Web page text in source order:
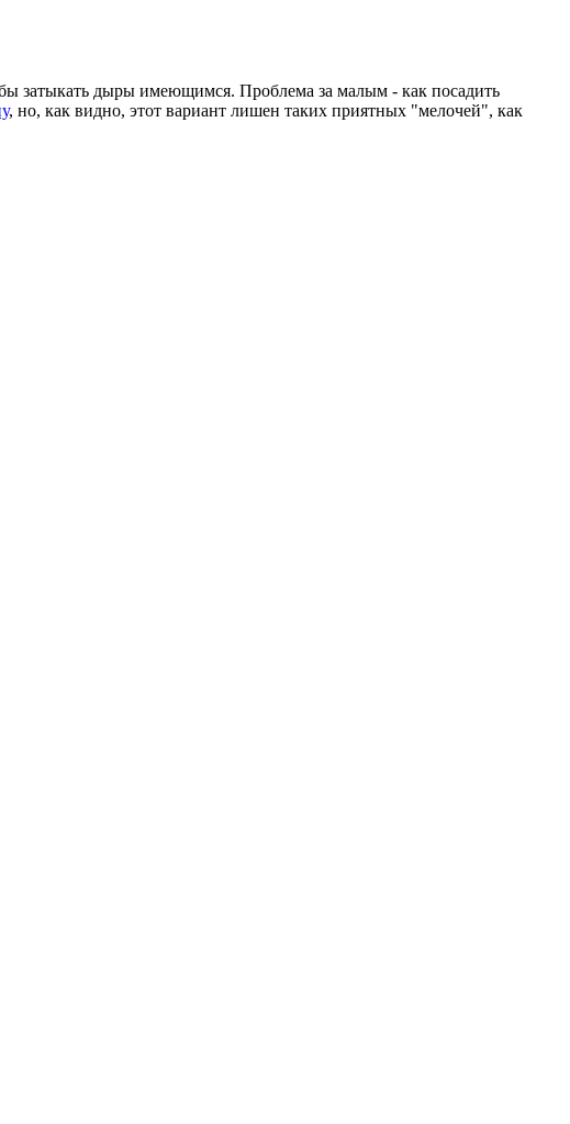
затыкать дыры имеющимся. Проблема за малым - как посадить
, но, как видно, этот вариант лишен таких приятных "мелочей", как